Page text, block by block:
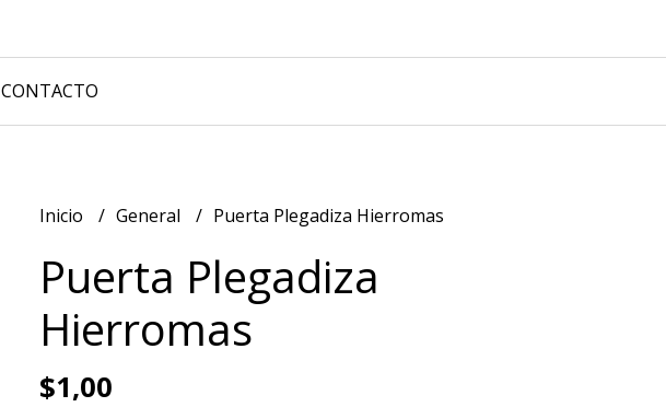
CONTACTO
Inicio General Puerta Plegadiza Hierromas
Puerta Plegadiza
Hierromas
$1,00